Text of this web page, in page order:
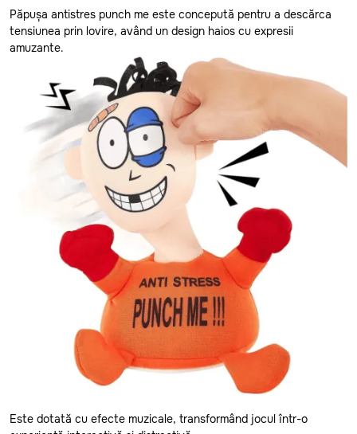
Păpușa antistres punch me este concepută pentru a descărca
tensiunea prin lovire, având un design haios cu expresii
amuzante.
Este dotată cu efecte muzicale, transformând jocul într-o
14 zile pentru returnarea banilor - garantat!
Dacă nu ești mulțumit de produs, faci retur și primești banii
înapoi garantat!
Anenii Noi